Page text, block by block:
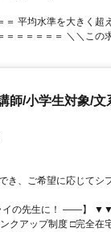
平均水準を大きく超
＝＝＝＝＝ ＼＼この
師/小学生対象/
き、ご希望に応じてシ
イの先生に！ ――】
クアップ制度 □完全在